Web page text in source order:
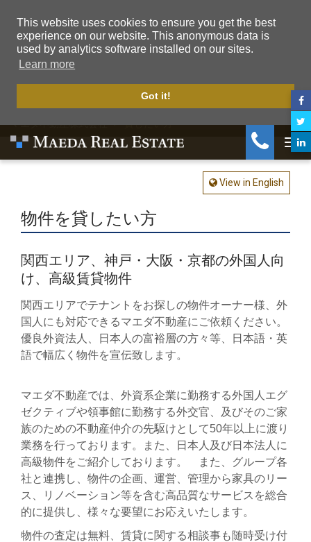
This website uses cookies to ensure you get the best
experience on our website. This anonymous data is
used by analytics software installed on our sites.
Learn more
Got it!
マエダ不動産株式会社 貸したい方
View in English
物件を貸したい方
関西エリア、神戸・大阪・京都の外国人向
け、高級賃貸物件
関西エリアでテナントをお探しの物件オーナー様、外
国人にも対応できるマエダ不動産にご依頼ください。
優良外資法人、日本人の富裕層の方々等、日本語・英
語で幅広く物件を宣伝致します。
マエダ不動産では、外資系企業に勤務する外国人エグ
ゼクティブや領事館に勤務する外交官、及びそのご家
族のための不動産仲介の先駆けとして50年以上に渡り
業務を行っております。また、日本人及び日本法人に
高級物件をご紹介しております。 また、グループ各
社と連携し、物件の企画、運営、管理から家具のリー
ス、リノベーション等を含む高品質なサービスを総合
的に提供し、様々な要望にお応えいたします。
物件の査定は無料、賃貸に関する相談事も随時受け付